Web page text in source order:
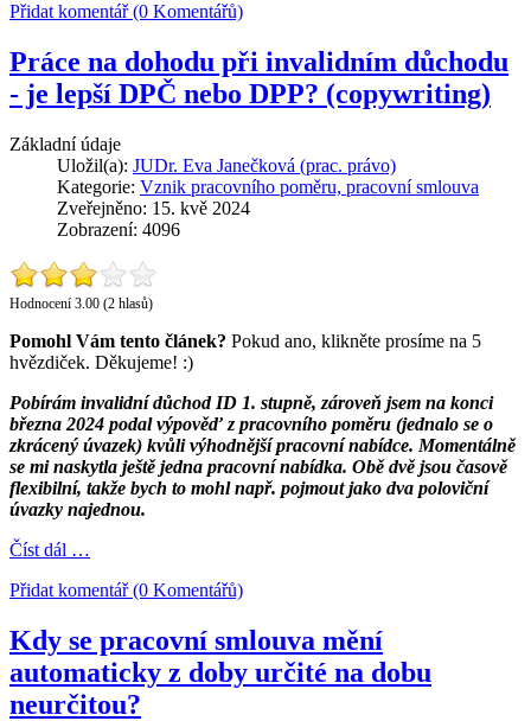
Přidat komentář (0 Komentářů)
Práce na dohodu při invalidním důchodu
- je lepší DPČ nebo DPP? (copywriting)
Základní údaje
Uložil(a): JUDr. Eva Janečková (prac. právo)
Kategorie: Vznik pracovního poměru, pracovní smlouva
Zveřejněno: 15. kvě 2024
Zobrazení: 4096
Hodnocení 3.00 (2 hlasů)
Pomohl Vám tento článek? Pokud ano, klikněte prosíme na 5
hvězdiček. Děkujeme! :)
Pobírám invalidní důchod ID 1. stupně, zároveň jsem na konci
března 2024 podal výpověď z pracovního poměru (jednalo se o
zkrácený úvazek) kvůli výhodnější pracovní nabídce. Momentálně
se mi naskytla ještě jedna pracovní nabídka. Obě dvě jsou časově
flexibilní, takže bych to mohl např. pojmout jako dva poloviční
úvazky najednou.
Číst dál …
Přidat komentář (0 Komentářů)
Kdy se pracovní smlouva mění
automaticky z doby určité na dobu
neurčitou?